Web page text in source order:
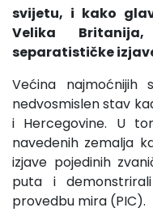
svijetu, i kako
Velika
separatističke
Većina najmoćnijih
nedvosmislen stav
i Hercegovine. U
navedenih zemalja
izjave pojedinih
puta i
provedbu mira (PIC).